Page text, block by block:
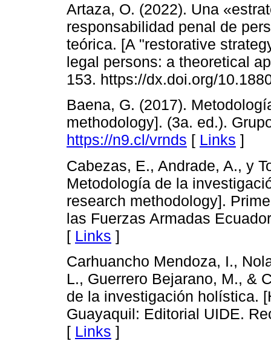
Artaza, O. (2022). Una
responsabilidad penal de
teórica. [A "restorative
legal persons: a theoretical
153. https://dx.doi.org/
Baena, G. (2017).
methodology]. (3a. ed.).
https://n9.cl/vrnds [ Links ]
Cabezas, E., Andrade, A., y
Metodología de la
research methodology].
las Fuerzas Armadas
[ Links ]
Carhuancho Mendoza, I.,
L., Guerrero Bejarano, M., &
de la investigación holística.
Guayaquil: Editorial UIDE.
[ Links ]